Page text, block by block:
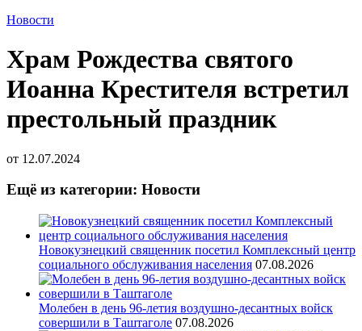
Новости
Храм Рождества святого
Иоанна Крестителя встретил
престольный праздник
от 12.07.2024
Ещё из категории: Новости
Новокузнецкий священник посетил Комплексный центр
социального обслуживания населения 07.08.2026
Молебен в день 96-летия воздушно-десантных войск
совершили в Таштаголе 07.08.2026